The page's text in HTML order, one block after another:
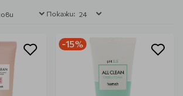
Покажи:
-15%